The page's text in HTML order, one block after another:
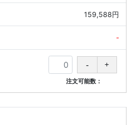
159,588円
-
注文可能数：